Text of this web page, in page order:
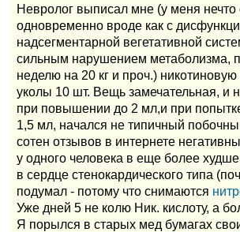
Невролог выписал мне (у меня нечто
одновременно вроде как с
надсегментарной вегетативной
сильным нарушением метаболизма,
неделю на 20 кг и проч.) никотиновую
уколы 10 шт. Вещь замечательная, и
при повышении до 2 мл,и при
1,5 мл, начался не типичный
сотен отзывов в интернете
у одного человека в еще более
в сердце стенокардического типа
подумал - потому что снимаются
Уже дней 5 не колю Ник. кислоту, а
Я порылся в старых мед бумагах